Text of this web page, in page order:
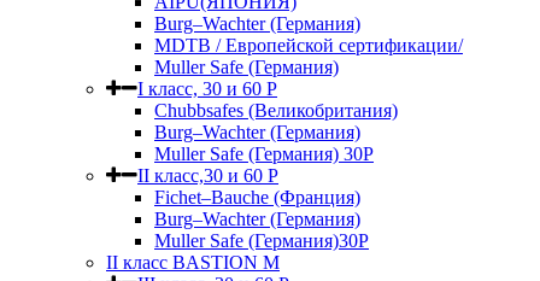
Burg–Wachter (Германия)
MDTB / Европейской сертификации/
Muller Safe (Германия)
I класс, 30 и 60 P
Chubbsafes (Великобритания)
Burg–Wachter (Германия)
Muller Safe (Германия) 30Р
II класс,30 и 60 P
Fichet–Bauche (Франция)
Burg–Wachter (Германия)
Muller Safe (Германия)30P
II класс BASTION M